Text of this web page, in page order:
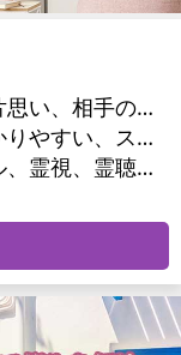
恋愛成就、出会い・片思い、相手の気持ち、相性、縁結び、結婚、二人の今後、複雑な恋愛、三角関係、略奪愛、浮気、不倫、復活愛、復縁、同性愛・LGBT、人間関係、対人関係、仕事運、転職、人生全般、経営相談、ビジネスチャンス、ビジネスパートナー、家族関係、夫婦関係、家庭問題、心の問題、うつ、いじめ、人生相談、霊的問題、ご先祖様、守護霊様、魂の本質、パワーストーン選択、開運指導、金運、縁切り
はっきり言う、わかりやすい、スピード鑑定、具体的、的確、納得感、聞き上手、とても話しやすい、じっくり聞いてくれる、愛にあふれ温かい、勇気をくれる、前向き・元気になれる、実力派
霊感・スピリチュアル、霊視、霊聴、未来予知、前世・来世、波動修正、エネルギー調整、ソウルメイト、チャクラ、チャネリング、タロット、オラクルカード、姓名判断、九星気学、四柱推命、カラー診断、夢診断、易学、陰陽五行、祈祷、祈願、縁結び、除霊、縁切り、パワーストーン、水晶、ヒーリング